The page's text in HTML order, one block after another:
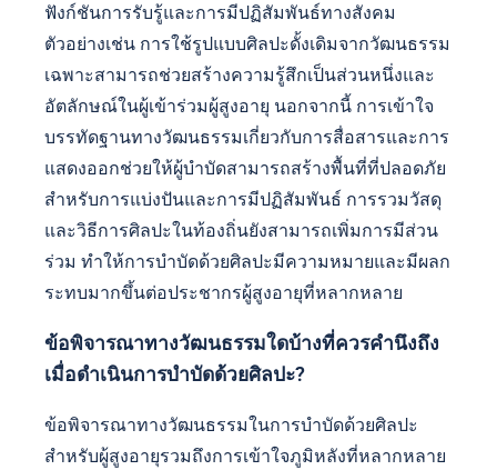
ฟังก์ชันการรับรู้และการมีปฏิสัมพันธ์ทางสังคม
ตัวอย่างเช่น การใช้รูปแบบศิลปะดั้งเดิมจากวัฒนธรรม
เฉพาะสามารถช่วยสร้างความรู้สึกเป็นส่วนหนึ่งและ
อัตลักษณ์ในผู้เข้าร่วมผู้สูงอายุ นอกจากนี้ การเข้าใจ
บรรทัดฐานทางวัฒนธรรมเกี่ยวกับการสื่อสารและการ
แสดงออกช่วยให้ผู้บำบัดสามารถสร้างพื้นที่ที่ปลอดภัย
สำหรับการแบ่งปันและการมีปฏิสัมพันธ์ การรวมวัสดุ
และวิธีการศิลปะในท้องถิ่นยังสามารถเพิ่มการมีส่วน
ร่วม ทำให้การบำบัดด้วยศิลปะมีความหมายและมีผลก
ระทบมากขึ้นต่อประชากรผู้สูงอายุที่หลากหลาย
ข้อพิจารณาทางวัฒนธรรมใดบ้างที่ควรคำนึงถึง
เมื่อดำเนินการบำบัดด้วยศิลปะ?
ข้อพิจารณาทางวัฒนธรรมในการบำบัดด้วยศิลปะ
สำหรับผู้สูงอายุรวมถึงการเข้าใจภูมิหลังที่หลากหลาย